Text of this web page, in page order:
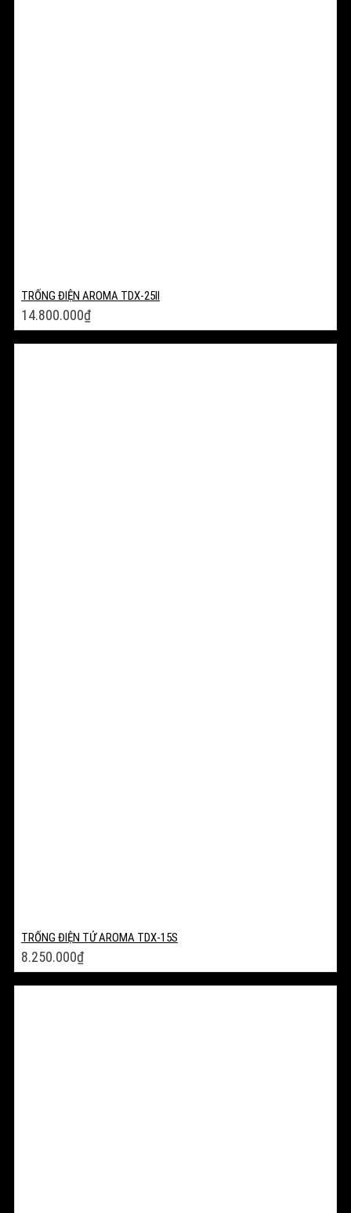
TRỐNG ĐIỆN AROMA TDX-25II
14.800.000₫
TRỐNG ĐIỆN TỬ AROMA TDX-15S
8.250.000₫